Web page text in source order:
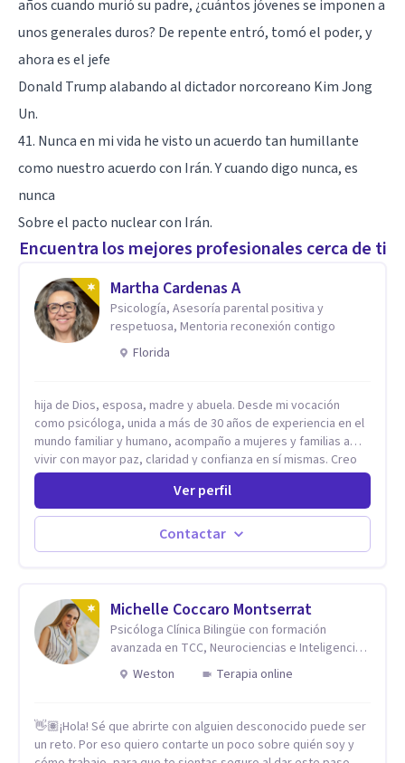
años cuando murió su padre, ¿cuántos jóvenes se imponen a
unos generales duros? De repente entró, tomó el poder, y
ahora es el jefe
Donald Trump alabando al dictador norcoreano Kim Jong
Un.
41. Nunca en mi vida he visto un acuerdo tan humillante
como nuestro acuerdo con Irán. Y cuando digo nunca, es
nunca
Sobre el pacto nuclear con Irán.
Encuentra los mejores profesionales cerca de ti
Martha Cardenas A
Psicología, Asesoría parental positiva y
respetuosa, Mentoria reconexión contigo
Florida
hija de Dios, esposa, madre y abuela. Desde mi vocación
como psicóloga, unida a más de 30 años de experiencia en el
mundo familiar y humano, acompaño a mujeres y familias a
vivir con mayor paz, claridad y confianza en sí mismas. Creo
profundamente que la vida está hecha de etapas, y que cada
ciclo —personal, emocional, espiritual y familiar— trae
oportunidades de crecimiento. Por eso utilizo una
combinación de psicología positiva, enfoque humanista,
herramientas contemporáneas de bienestar mental y
eres. Mi misión es ayudarte a ordenar tu mundo interior, sanar
lo que aún pesa, fortalecer tu autoestima, transformar la
relación contigo misma y con quienes amas, y enseñarte
herramientas prácticas para navegar la vida familiar con amor,
límites sanos, serenidad y propósito. Trabajo desde una
terapéuticos transformadores, cálidos y profundamente
humanos. Te acompaño a encontrar claridad, paz y propósito
Ver perfil
Contactar
Michelle Coccaro Montserrat
Psicóloga Clínica Bilingüe con formación
avanzada en TCC, Neurociencias e Inteligencia
Emocional.
Weston Terapia online
👋🏽¡Hola! Sé que abrirte con alguien desconocido puede ser
un reto. Por eso quiero contarte un poco sobre quién soy y